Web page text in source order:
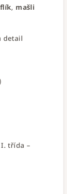
, mašli
detail
I. třída –